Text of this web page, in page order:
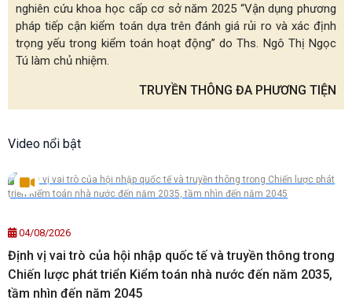
nghiên cứu khoa học cấp cơ sở năm 2025 “Vận dụng phương
pháp tiếp cận kiểm toán dựa trên đánh giá rủi ro và xác định
trọng yếu trong kiểm toán hoạt động” do Ths. Ngô Thị Ngọc
Tú làm chủ nhiệm.
TRUYỀN THÔNG ĐA PHƯƠNG TIỆN
Video nổi bật
04/08/2026
Định vị vai trò của hội nhập quốc tế và truyền thông trong
Chiến lược phát triển Kiểm toán nhà nước đến năm 2035,
tầm nhìn đến năm 2045